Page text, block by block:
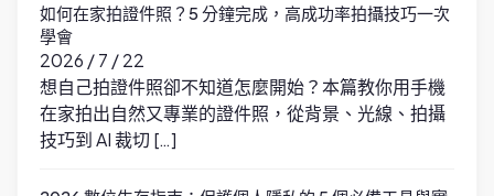
如何在家拍證件照？5 分鐘完成，高成功率拍攝技巧一次
學會
2026 / 7 / 22
想自己拍證件照卻不知道怎麼開始？本篇教你用手機
在家拍出自然又專業的證件照，從背景、光線、拍攝
技巧到 AI 裁切 […]